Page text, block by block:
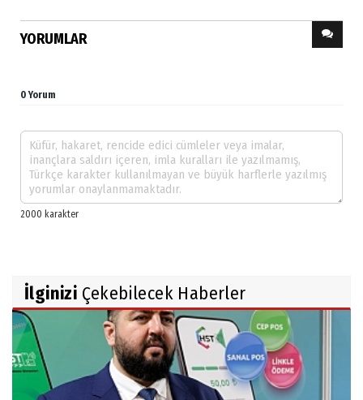
YORUMLAR
0 Yorum
İlginizi Çekebilecek Haberler